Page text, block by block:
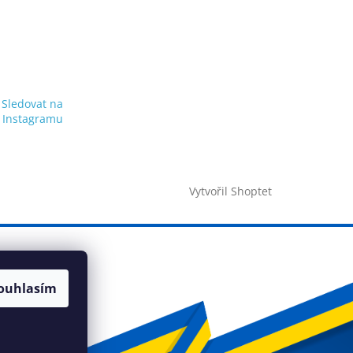
Sledovat na
Instagramu
Vytvořil Shoptet